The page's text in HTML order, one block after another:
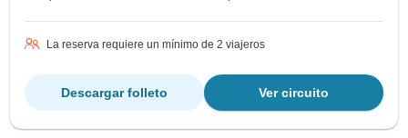
La reserva requiere un mínimo de 2 viajeros
Ver circuito
Descargar folleto